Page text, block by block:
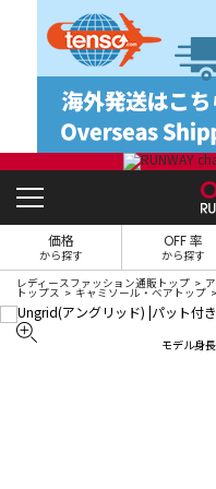
価格
から探す
OFF 率
から探す
レディースファッション通販トップ
トップス キャミソール・ベアトップ
モデル身